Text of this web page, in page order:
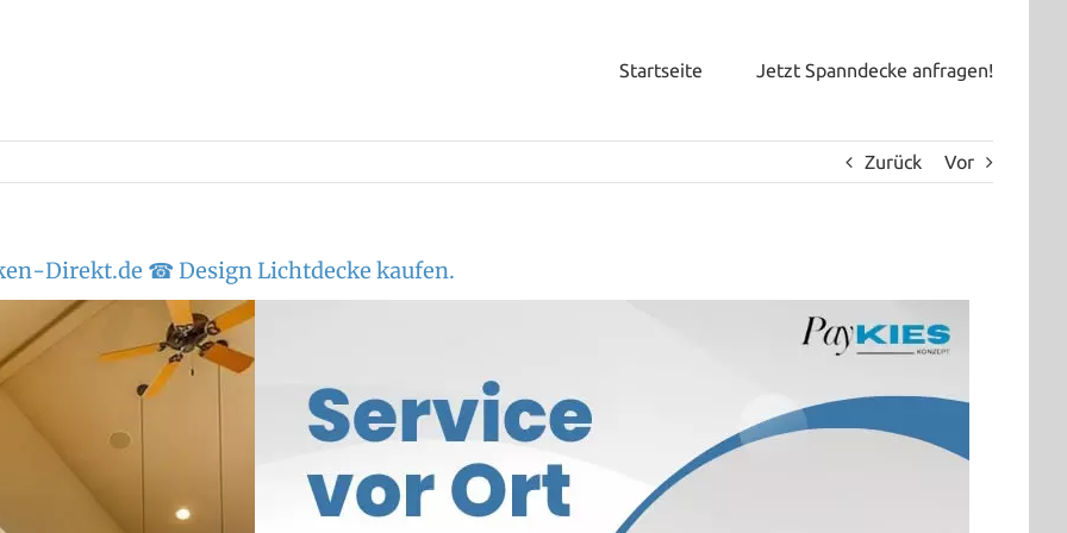
Startseite Jetzt Spanndecke anfragen!
Zurück Vor
Direkt.de ☎ Design Lichtdecke kaufen.